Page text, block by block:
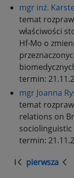
mgr inż.
temat
właściwości
Hf-Mo o
termin:
mgr Joanna
temat
relations on
termin:
Stronicowanie
Pierwsza
pierwsza